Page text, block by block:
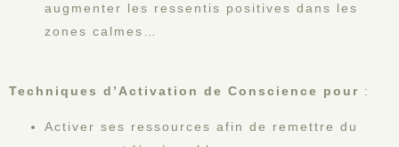
augmenter les ressentis positives dans les
zones calmes…
Techniques d’Activation de Conscience pour :
Activer ses ressources afin de remettre du